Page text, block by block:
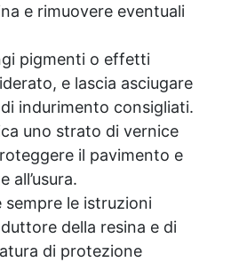
e rimuovere eventuali
pigmenti o effetti
e lascia asciugare
indurimento consigliati.
uno strato di vernice
il pavimento e
all’usura.
sempre le istruzioni
della resina e di
di protezione